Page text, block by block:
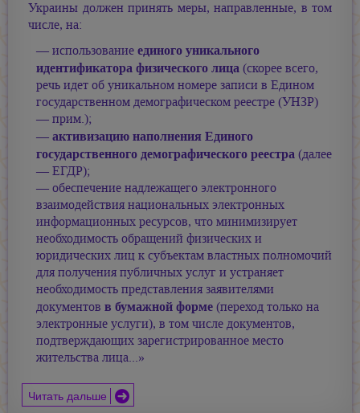
Украины должен принять меры, направленные, в том
числе, на:
— использование единого уникального
идентификатора физического лица (скорее всего,
речь идет об уникальном номере записи в Едином
государственном демографическом реестре (УНЗР)
— прим.);
— активизацию наполнения Единого
государственного демографического реестра (далее
— ЕГДР);
— обеспечение надлежащего электронного
взаимодействия национальных электронных
информационных ресурсов, что минимизирует
необходимость обращений физических и
юридических лиц к субъектам властных полномочий
для получения публичных услуг и устраняет
необходимость представления заявителями
документов в бумажной форме (переход только на
электронные услуги), в том числе документов,
подтверждающих зарегистрированное место
жительства лица...»
Читать дальше